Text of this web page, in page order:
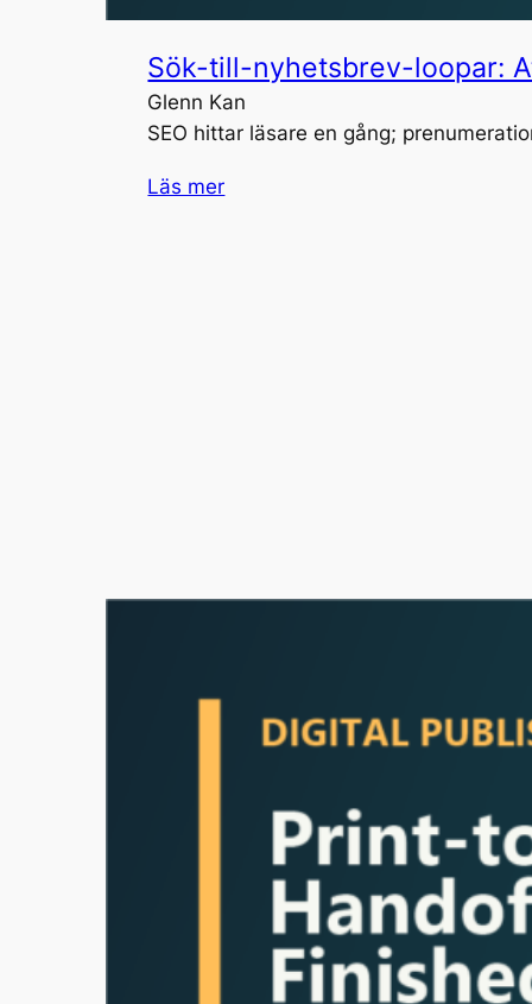
Sök-till-nyhetsbrev-loopar:
Glenn Kan
SEO hittar läsare en gång;
Läs mer